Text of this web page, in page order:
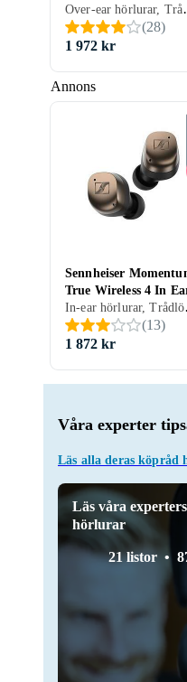
Annons
Våra experter
Läs alla deras köpråd
Läs våra
hörlurar
21 listor
Over-ear hörlurar, Trådlös,
(28)
1 972 kr
Sennheiser
True Wireless 4 In
In-ear hörlurar,
(13)
1 872 kr